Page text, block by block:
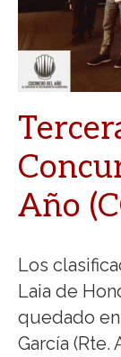
Año
Los
Laia de
quedado
García (Rte.